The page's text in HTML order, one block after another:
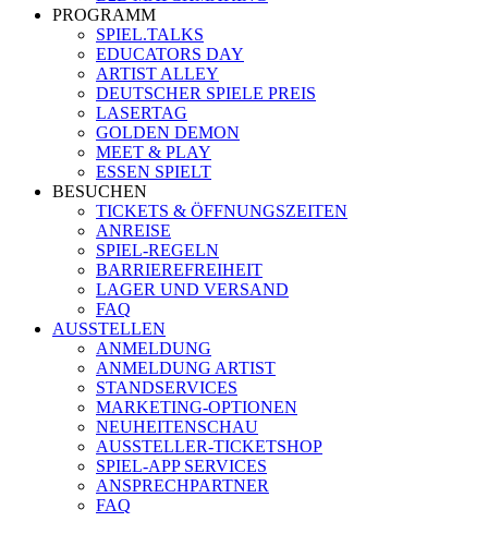
PROGRAMM
SPIEL.TALKS
EDUCATORS DAY
ARTIST ALLEY
DEUTSCHER SPIELE PREIS
LASERTAG
GOLDEN DEMON
MEET & PLAY
ESSEN SPIELT
BESUCHEN
TICKETS & ÖFFNUNGSZEITEN
ANREISE
SPIEL-REGELN
BARRIEREFREIHEIT
LAGER UND VERSAND
FAQ
AUSSTELLEN
ANMELDUNG
ANMELDUNG ARTIST
STANDSERVICES
MARKETING-OPTIONEN
NEUHEITENSCHAU
AUSSTELLER-TICKETSHOP
SPIEL-APP SERVICES
ANSPRECHPARTNER
FAQ